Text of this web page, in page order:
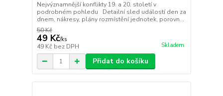
Nejvýznamnější konflikty 19. a 20. století v
podrobném pohledu Detailní sled událostí den za
dnem, nákresy, plány rozmístění jednotek, porovn...
50 Kč
49 Kč/ks
49 Kč bez DPH Skladem
Přidat do košíku